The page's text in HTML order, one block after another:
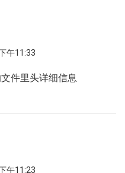
午11:33
件里头详细信息
午11:23